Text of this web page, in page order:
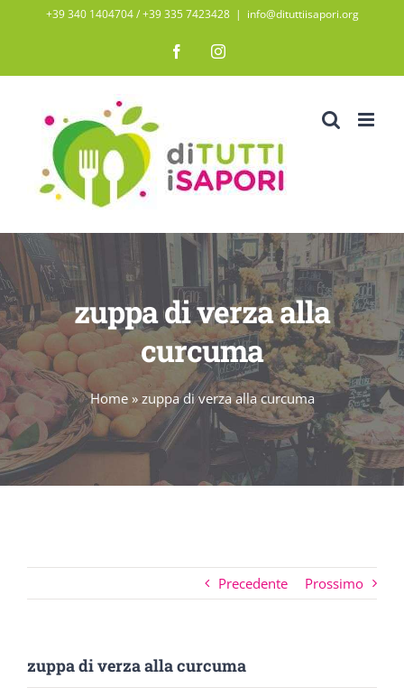
contenuto
+39 340 1404704 / ‭+39 335 7423428‬ | info@dituttiisapori.org
FacebookInstagram
zuppa di verza alla
curcuma
Home»zuppa di verza alla curcuma
Precedente Prossimo
zuppa di verza alla curcuma